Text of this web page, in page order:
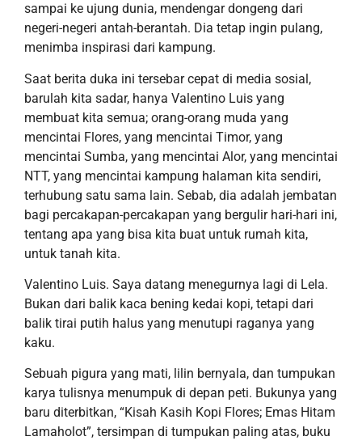
sampai ke ujung dunia, mendengar dongeng dari
negeri-negeri antah-berantah. Dia tetap ingin pulang,
menimba inspirasi dari kampung.
Saat berita duka ini tersebar cepat di media sosial,
barulah kita sadar, hanya Valentino Luis yang
membuat kita semua; orang-orang muda yang
mencintai Flores, yang mencintai Timor, yang
mencintai Sumba, yang mencintai Alor, yang mencintai
NTT, yang mencintai kampung halaman kita sendiri,
terhubung satu sama lain. Sebab, dia adalah jembatan
bagi percakapan-percakapan yang bergulir hari-hari ini,
tentang apa yang bisa kita buat untuk rumah kita,
untuk tanah kita.
Valentino Luis. Saya datang menegurnya lagi di Lela.
Bukan dari balik kaca bening kedai kopi, tetapi dari
balik tirai putih halus yang menutupi raganya yang
kaku.
Sebuah pigura yang mati, lilin bernyala, dan tumpukan
karya tulisnya menumpuk di depan peti. Bukunya yang
baru diterbitkan, “Kisah Kasih Kopi Flores; Emas Hitam
Lamaholot”, tersimpan di tumpukan paling atas, buku